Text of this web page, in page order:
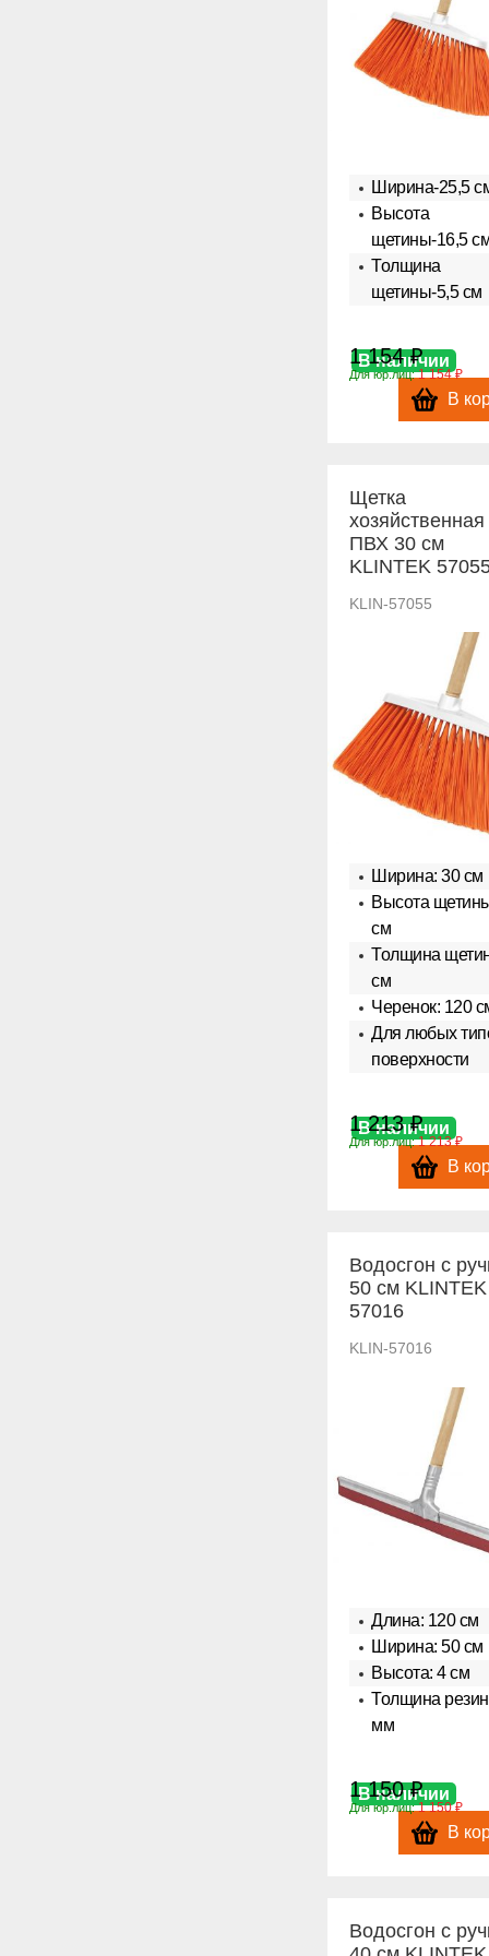
Ширина-25,5
Высота
щетины-16,5
Толщина
щетины-5,5 см
В наличии
1 154 ₽
Для юр.лиц:1 154 ₽
В
Щетка
хозяйственная
ПВХ 30 см
KLINTEK
KLIN-57055
Ширина: 30 см
Высота
см
Толщина
см
Черенок: 120
Для любых
поверхности
В наличии
1 213 ₽
Для юр.лиц:1 213 ₽
В
Водосгон с
50 см KLINTEK
57016
KLIN-57016
Длина: 120 см
Ширина: 50 см
Высота: 4 см
Толщина
мм
В наличии
1 150 ₽
Для юр.лиц:1 150 ₽
В
Водосгон с